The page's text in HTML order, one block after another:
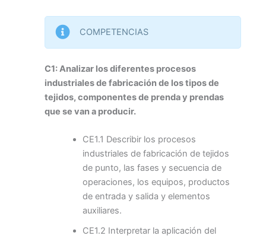
COMPETENCIAS
C1: Analizar los diferentes procesos
industriales de fabricación de los tipos de
tejidos, componentes de prenda y prendas
que se van a producir.
CE1.1 Describir los procesos
industriales de fabricación de tejidos
de punto, las fases y secuencia de
operaciones, los equipos, productos
de entrada y salida y elementos
auxiliares.
CE1.2 Interpretar la aplicación del